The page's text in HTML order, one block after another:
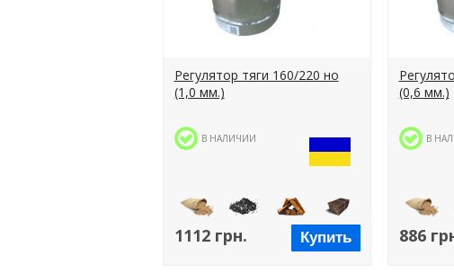
Регулятор тяги 160/220 но
(1,0 мм.)
В НАЛИЧИИ
Пеллеты Уголь Дрова Брикеты
1112 грн. Купить
(0,6 мм.)
В
Пеллеты
886